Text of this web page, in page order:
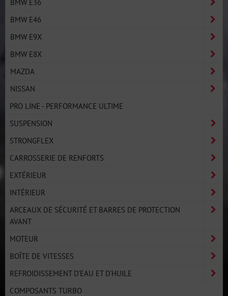
BMW E36
BMW E46
BMW E9X
BMW E8X
MAZDA
NISSAN
PRO LINE - PERFORMANCE ULTIME
SUSPENSION
STRONGFLEX
CARROSSERIE DE RENFORTS
EXTÉRIEUR
INTÉRIEUR
ARCEAUX DE SÉCURITÉ ET BARRES DE PROTECTION
AVANT
MOTEUR
BOÎTE DE VITESSES
REFROIDISSEMENT D'EAU ET D'HUILE
COMPOSANTS TURBO